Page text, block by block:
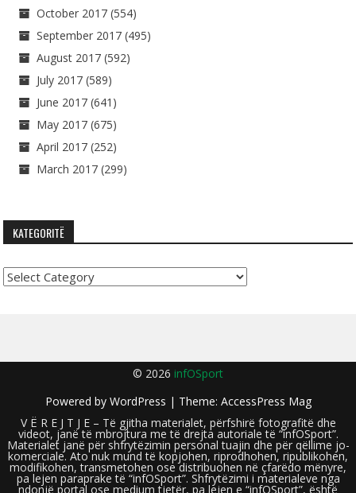
October 2017 (554)
September 2017 (495)
August 2017 (592)
July 2017 (589)
June 2017 (641)
May 2017 (675)
April 2017 (252)
March 2017 (299)
KATEGORITË
Kategoritë
© 2026 infOSport
Powered by WordPress | Theme: AccessPress Mag
V Ë R E J T J E – Të gjitha materialet, përfshirë fotografitë dhe
videot, janë të mbrojtura me të drejta autoriale të “infOSport”.
Materialet janë për shfrytëzimin personal tuajin dhe për qëllime jo-
komerciale. Ato nuk mund të kopjohen, riprodhohen, ripublikohen,
modifikohen, transmetohen ose distribuohen në çfarëdo mënyre,
pa lejen paraprake të “infOSport”. Shfrytëzimi i materialeve nga
ndonjë portal ose medium tjetër, pa lejen e “infOSport”, është